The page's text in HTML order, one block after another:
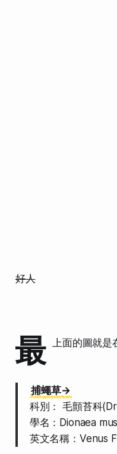
好人
最 上面的圖就
捕蠅草→
科別： 毛顫苔科
學名：Dionaea
英文名稱：Venus